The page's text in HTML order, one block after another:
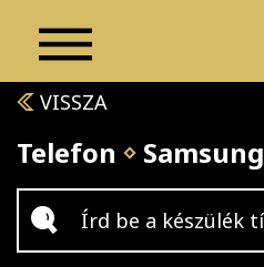
VISSZA
Telefon Samsung